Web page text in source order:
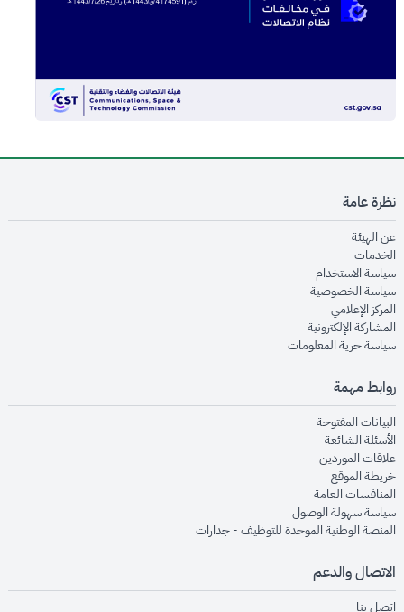
نظرة عامة
عن الهيئةopens in new window
الخدماتopens in new window
سياسة الاستخدام
سياسة الخصوصيةopens in new window
المركز الإعلاميopens in new window
المشاركة الإلكترونيةopens in new window
سياسة حرية المعلوماتopens in new window
روابط مهمة
البيانات المفتوحةopens in new window
الأسئلة الشائعةopens in new window
علاقات الموردينopens in new window
خريطة الموقعopens in new window
المنافسات العامةopens in new window
سياسة سهولة الوصولopens in new window
المنصة الوطنية الموحدة للتوظيف - جداراتopens in new window
الاتصال والدعم
اتصل بنا